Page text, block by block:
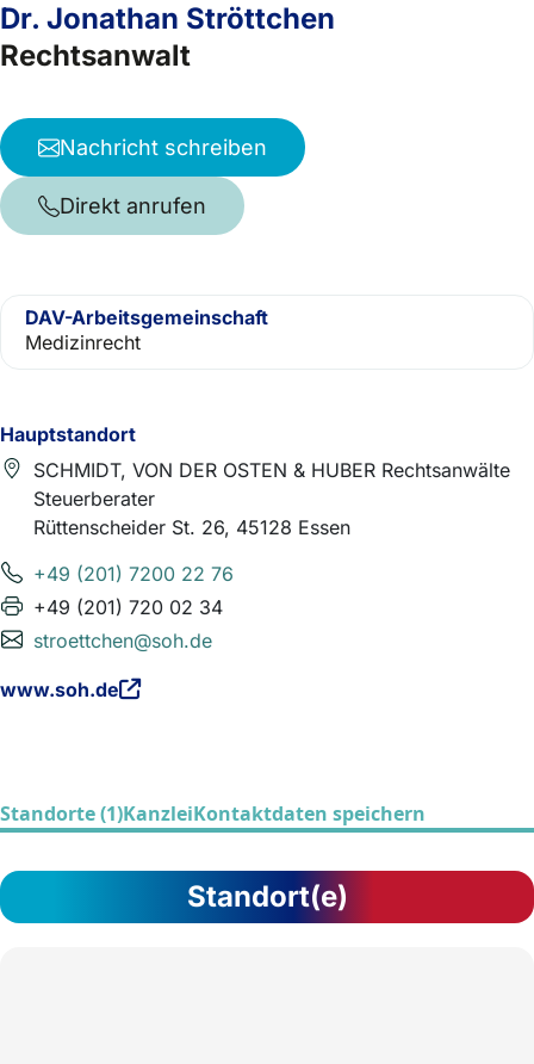
Hauptstandort
SCHMIDT, VON DER OSTEN & HUBER Rechtsanwälte
Steuerberater
Rüttenscheider St. 26, 45128 Essen
+49 (201) 7200 22 76
+49 (201) 720 02 34
stroettchen@soh.de
www.soh.de
Dr. Jonathan Ströttchen
Rechtsanwalt
Nachricht schreiben
Direkt anrufen
DAV-Arbeitsgemeinschaft
Medizinrecht
Standorte (1)KanzleiKontaktdaten speichern
Standort(e)